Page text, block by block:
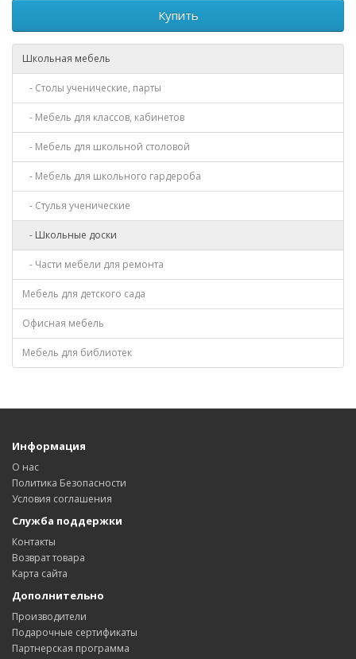
Купить
Школьная мебель
- Столы ученические, парты
- Мебель для классов, кабинетов
- Мебель для школьной столовой
- Мебель для школьного гардероба
- Стулья ученические
- Школьные доски
- Части мебели для ремонта
Мебель для детского сада
Офисная мебель
Мебель для библиотек
Информация
О нас
Политика Безопасности
Условия соглашения
Служба поддержки
Контакты
Возврат товара
Карта сайта
Дополнительно
Производители
Подарочные сертификаты
Партнерская программа